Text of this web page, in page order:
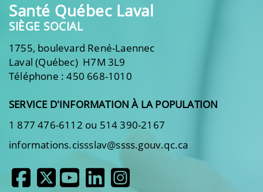
Santé Québec Laval
SIÈGE SOCIAL
1755, boulevard René-Laennec
Laval (Québec) H7M 3L9
Téléphone : 450 668-1010
SERVICE D'INFORMATION À LA POPULATION
1 877 476-6112 ou 514 390-2167
informations.cissslav@ssss.gouv.qc.ca